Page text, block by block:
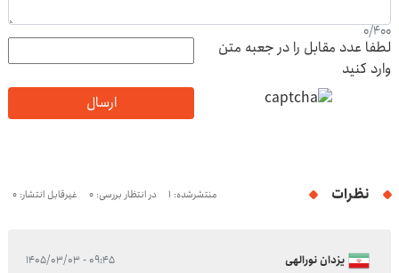
0/400
لطفا عدد مقابل را در جعبه متن
وارد کنید
ارسال
نظرات منتشرشده: 1 در انتظار بررسی: 0 غیرقابل انتشار: 0
یزدان نورالهی ۰۹:۴۵ - ۱۴۰۵/۰۳/۰۳